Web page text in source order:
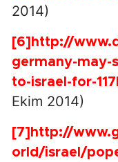
2014)
[6] http://
germany-may-
to-israel-for-
Ekim 2014)
[7] http://
orld/israel/